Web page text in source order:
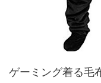
ゲーミング着る毛